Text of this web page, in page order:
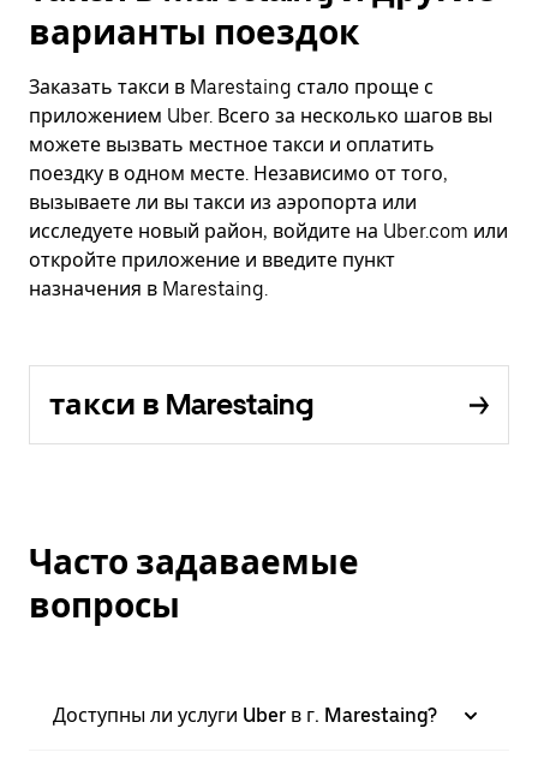
варианты поездок
Заказать такси в Marestaing стало проще с
приложением Uber. Всего за несколько шагов вы
можете вызвать местное такси и оплатить
поездку в одном месте. Независимо от того,
вызываете ли вы такси из аэропорта или
исследуете новый район, войдите на Uber.com или
откройте приложение и введите пункт
назначения в Marestaing.
такси в Marestaing
Часто задаваемые
вопросы
Доступны ли услуги Uber в г. Marestaing?